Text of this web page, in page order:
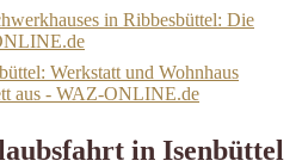
in Ribbesbüttel: Die
Werkstatt und Wohnhaus
aus - WAZ-ONLINE.de
in Isenbüttel